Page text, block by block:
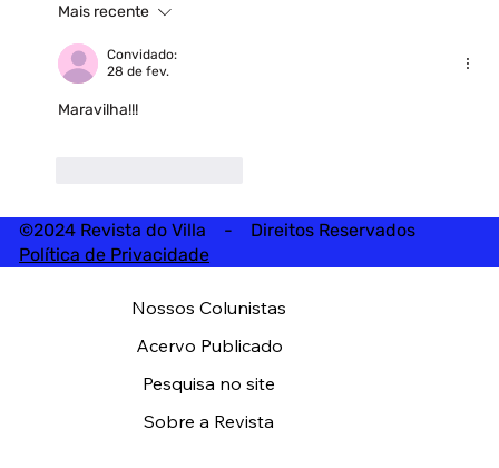
Mais recente
Convidado:
28 de fev.
Maravilha!!!
©2024 Revista do Villa - Direitos Reservados
Política de Privacidade
Nossos Colunistas
Acervo Publicado
Pesquisa no site
Sobre a Revista